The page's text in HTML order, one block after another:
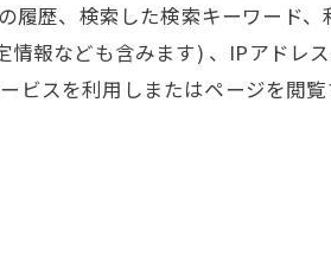
履歴、検索した検索キーワード、
報なども含みます) 、IPアドレ
ビスを利用しまたはページを閲覧